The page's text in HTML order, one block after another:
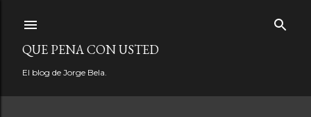
QUE PENA CON USTED
El blog de Jorge Bela.